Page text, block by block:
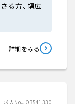
る方、幅広
詳細をみる
求人No.JOB541330